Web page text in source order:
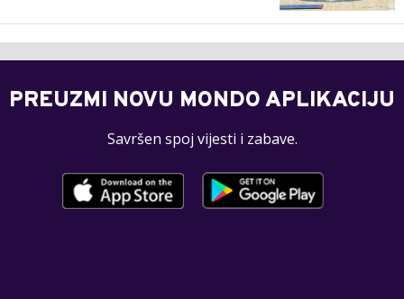
PREUZMI NOVU MONDO APLIKACIJU
Savršen spoj vijesti i zabave.